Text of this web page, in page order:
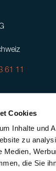
Cookies
Inhalte und
zu
Medien,
die Sie
61 11